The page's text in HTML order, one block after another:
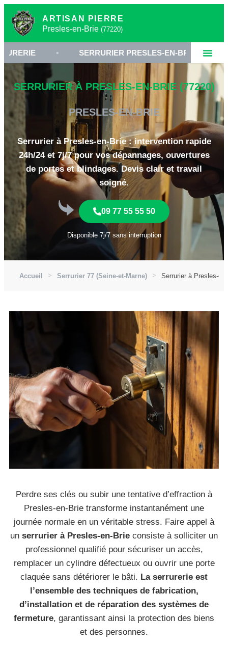
ARTISAN PIERRE
Presles-en-Brie (77220)
• SERRURIER PRESLES-EN-BRIE •
SERRURIER À PRESLES-EN-BRIE (77220)
PRESLES-EN-BRIE
Serrurier à Presles-en-Brie : intervention rapide
24h/24 et 7j/7 pour vos dépannages, ouvertures
de portes et blindages. Devis clair et travail
soigné.
09 77 55 55 50
Disponible 7j/7 sans interruption
Accueil Serrurier 77 (Seine-et-Marne) Serrurier à Presles-
Perdre ses clés ou subir une tentative d’effraction à
Presles-en-Brie transforme instantanément une
journée normale en un véritable stress. Faire appel à
un serrurier à Presles-en-Brie consiste à solliciter un
professionnel qualifié pour sécuriser un accès,
remplacer un cylindre défectueux ou ouvrir une porte
claquée sans détériorer le bâti. La serrurerie est
l’ensemble des techniques de fabrication,
d’installation et de réparation des systèmes de
fermeture, garantissant ainsi la protection des biens
et des personnes.